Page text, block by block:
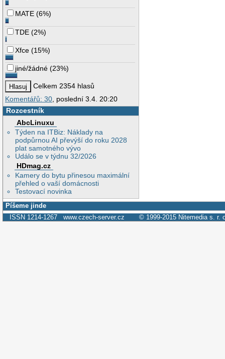
MATE (6%)
TDE (2%)
Xfce (15%)
jiné/žádné (23%)
Celkem 2354 hlasů
Komentářů: 30 , poslední 3.4. 20:20
Rozcestník
AbcLinuxu
Týden na ITBiz: Náklady na
podpůrnou AI převýší do roku 2028
plat samotného vývo
Událo se v týdnu 32/2026
HDmag.cz
Kamery do bytu přinesou maximální
přehled o vaší domácnosti
Testovací novinka
Píšeme jinde
ISSN 1214-1267 www.czech-server.cz © 1999-2015 Nitemedia s. r.